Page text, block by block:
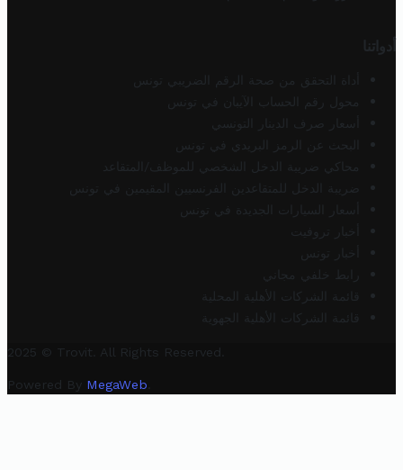
أدواتنا
أداة التحقق من صحة الرقم الضريبي تونس
محول رقم الحساب الآيبان في تونس
أسعار صرف الدينار التونسي
البحث عن الرمز البريدي في تونس
محاكي ضريبة الدخل الشخصي للموظف/المتقاعد
ضريبة الدخل للمتقاعدين الفرنسيين المقيمين في تونس
أسعار السيارات الجديدة في تونس
أخبار تروفيت
أخبار تونس
رابط خلفي مجاني
قائمة الشركات الأهلية المحلية
قائمة الشركات الأهلية الجهوية
2025 © Trovit. All Rights Reserved.
Powered By MegaWeb